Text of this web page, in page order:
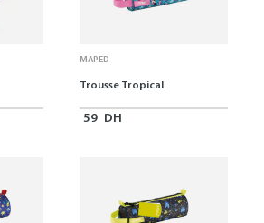
MAPED
Trousse Tropical
59 DH